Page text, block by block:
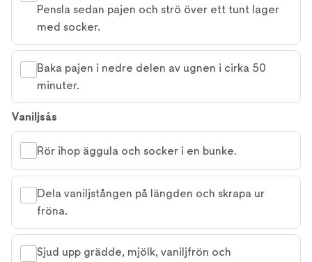
Pensla sedan pajen och strö över ett tunt lager
med socker.
Baka pajen i nedre delen av ugnen i cirka 50
minuter.
Vaniljsås
Rör ihop äggula och socker i en bunke.
Dela vaniljstången på längden och skrapa ur
fröna.
Sjud upp grädde, mjölk, vaniljfrön och